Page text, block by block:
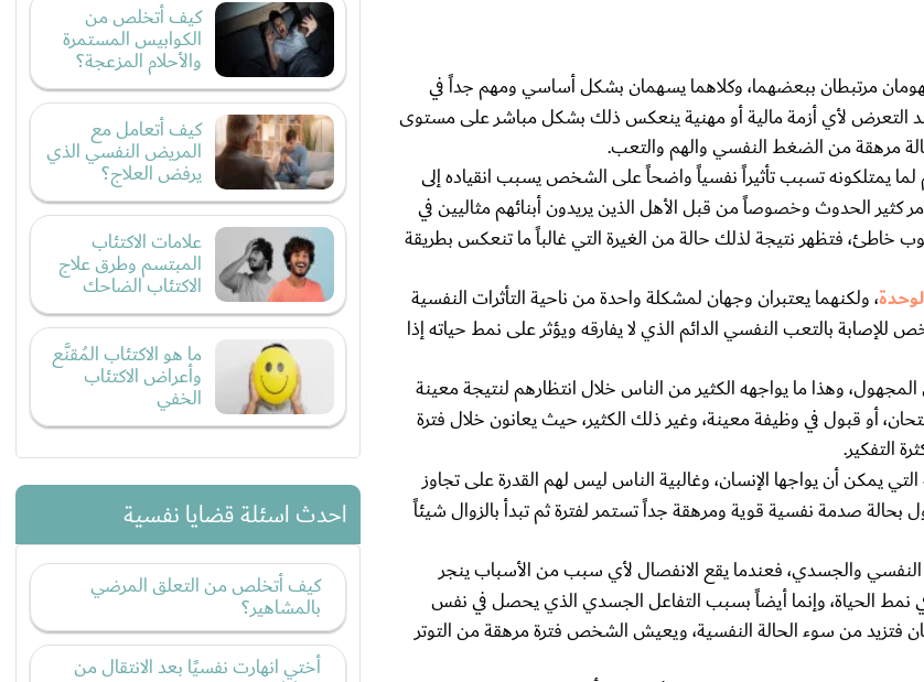
مفهومان مرتبطان ببعضهما، وكلاهما يسهمان بشكل أساسي ومهم جداً في
التعرض لأي أزمة مالية أو مهنية ينعكس ذلك بشكل مباشر على مستوى
مرهقة من الضغط النفسي والهم والتعب.
لما يمتلكونه تسبب تأثيراً نفسياً واضحاً على الشخص يسبب انقياده إلى
كثير الحدوث وخصوصاً من قبل الأهل الذين يريدون أبنائهم مثاليين في
خاطئ، فتظهر نتيجة لذلك حالة من الغيرة التي غالباً ما تنعكس بطريقة
، ولكنهما يعتبران وجهان لمشكلة واحدة من ناحية التأثرات النفسية
بالتعب النفسي الدائم الذي لا يفارقه ويؤثر على نمط حياته إذا
وهذا ما يواجهه الكثير من الناس خلال انتظارهم لنتيجة معينة
أو قبول في وظيفة معينة، وغير ذلك الكثير، حيث يعانون خلال فترة
التفكير.
أن يواجها الإنسان، وغالبية الناس ليس لهم القدرة على تجاوز
صدمة نفسية قوية ومرهقة جداً تستمر لفترة ثم تبدأ بالزوال شيئاً
النفسي والجسدي، فعندما يقع الانفصال لأي سبب من الأسباب ينجر
الحياة، وإنما أيضاً بسبب التفاعل الجسدي الذي يحصل في نفس
فتزيد من سوء الحالة النفسية، ويعيش الشخص فترة مرهقة من التوتر
كيف أتخلص من
الكوابيس المستمرة
والأحلام المزعجة؟
كيف أتعامل مع
المريض النفسي الذي
يرفض العلاج؟
علامات الاكتئاب
المبتسم وطرق علاج
الاكتئاب الضاحك
ما هو الاكتئاب المُقنَّع
وأعراض الاكتئاب
الخفي
احدث اسئلة قضايا نفسية
كيف أتخلص من التعلق المرضي
بالمشاهير؟
أختي انهارت نفسيًا بعد الانتقال من